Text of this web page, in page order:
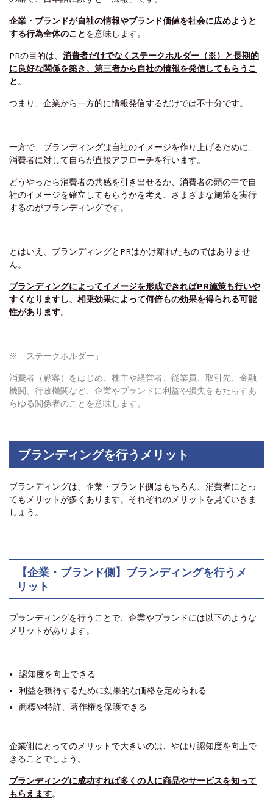
企業・ブランドが自社の情報やブランド価値を社会に広めようと
する行為全体のことを意味します。
PRの目的は、 消費者だけでなくステークホルダー（※）と長期的
に良好な関係を築き、第三者から自社の情報を発信してもらうこ
と 。
つまり、企業から一方的に情報発信するだけでは不十分です。
一方で、ブランディングは自社のイメージを作り上げるために、
消費者に対して自らが直接アプローチを行います。
どうやったら消費者の共感を引き出せるか、消費者の頭の中で自
社のイメージを確立してもらうかを考え、さまざまな施策を実行
するのがブランディングです。
とはいえ、ブランディングとPRはかけ離れたものではありませ
ん。
ブランディングによってイメージを形成できればPR施策も行いや
すくなりますし、相乗効果によって何倍もの効果を得られる可能
性があります。
※「ステークホルダー」
消費者（顧客）をはじめ、株主や経営者、従業員、取引先、金融
機関、行政機関など、企業やブランドに利益や損失をもたらすあ
らゆる関係者のことを意味します。
ブランディングを行うメリット
ブランディングは、企業・ブランド側はもちろん、消費者にとっ
てもメリットが多くあります。それぞれのメリットを見ていきま
しょう。
【企業・ブランド側】ブランディングを行うメ
リット
ブランディングを行うことで、企業やブランドには以下のような
メリットがあります。
認知度を向上できる
利益を獲得するために効果的な価格を定められる
商標や特許、著作権を保護できる
企業側にとってのメリットで大きいのは、やはり認知度を向上で
きることでしょう。
ブランディングに成功すれば多くの人に商品やサービスを知って
もらえます。